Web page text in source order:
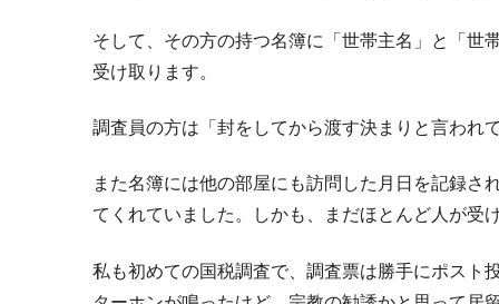
そして、その方の持つ名簿に「世帯主名」と「世
受け取ります。
調査員の方は「封をしてから渡す決まりと言われ
また名簿には他の部屋にも訪問した月日を記録さ
てくれていました。しかも、まだほとんど人が受
私も初めての国税調査で、調査票は勝手にポスト